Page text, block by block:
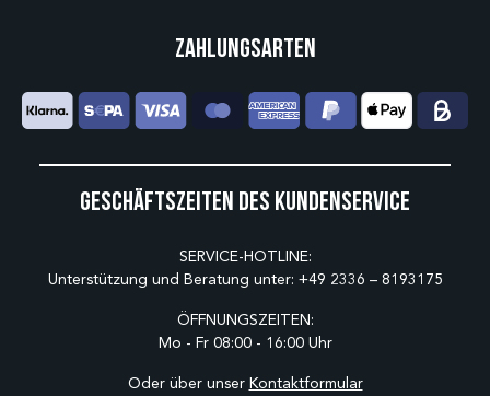
Geschäftszeiten des Kundenservice
SERVICE-HOTLINE:
Unterstützung und Beratung unter: +49 2336 – 8193175
ÖFFNUNGSZEITEN:
Mo - Fr 08:00 - 16:00 Uhr
Oder über unser Kontaktformular
Zahlungsarten